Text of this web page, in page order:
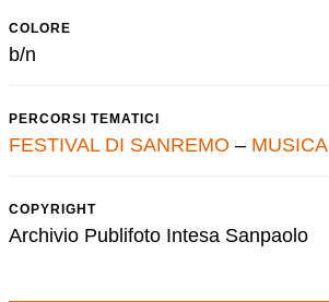
COLORE
b/n
PERCORSI TEMATICI
FESTIVAL DI SANREMO – MUSICA
COPYRIGHT
Archivio Publifoto Intesa Sanpaolo